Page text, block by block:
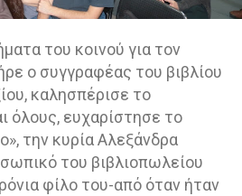
του κοινού για τον
ο συγγραφέας του βιβλίου
καλησπέρισε το
όλους, ευχαρίστησε το
την κυρία Αλεξάνδρα
του βιβλιοπωλείου
φίλο του-από όταν ήταν